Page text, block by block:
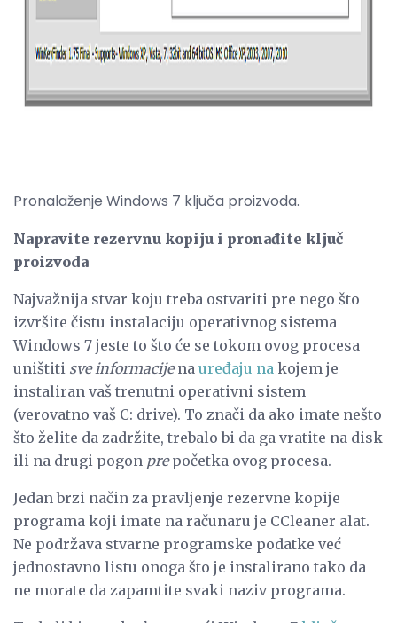
Pronalaženje Windows 7 ključa proizvoda.
Napravite rezervnu kopiju i pronađite ključ
proizvoda
Najvažnija stvar koju treba ostvariti pre nego što
izvršite čistu instalaciju operativnog sistema
Windows 7 jeste to što će se tokom ovog procesa
uništiti sve informacijena uređaju na kojem je
instaliran vaš trenutni operativni sistem
(verovatno vaš C: drive). To znači da ako imate nešto
što želite da zadržite, trebalo bi da ga vratite na disk
ili na drugi pogon prepočetka ovog procesa.
Jedan brzi način za pravljenje rezervne kopije
programa koji imate na računaru je CCleaner alat.
Ne podržava stvarne programske podatke već
jednostavno listu onoga što je instalirano tako da
ne morate da zapamtite svaki naziv programa.